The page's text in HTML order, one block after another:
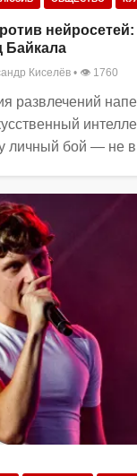
Байкала
Киселёв • 👁 1760
развлечений
личный бой — не в